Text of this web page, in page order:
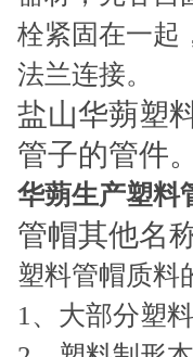
栓紧固在一起
法兰连接。
盐山华蒴塑
管子的管件
华蒴生产塑料
管帽其他名
塑料管帽质料
1、大部分塑